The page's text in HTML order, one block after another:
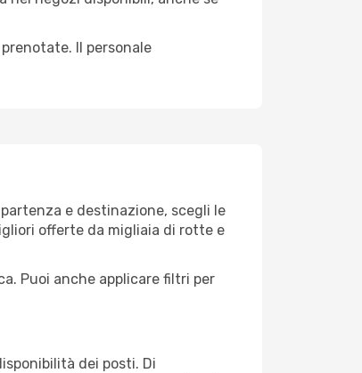
Il personale
e destinazione, scegli le
offerte da migliaia di rotte e
Puoi anche applicare filtri per
dei posti. Di